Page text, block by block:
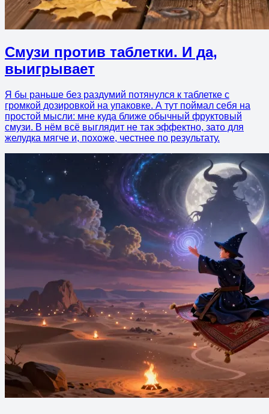
Смузи против таблетки. И да,
выигрывает
Я бы раньше без раздумий потянулся к таблетке с
громкой дозировкой на упаковке. А тут поймал себя на
простой мысли: мне куда ближе обычный фруктовый
смузи. В нём всё выглядит не так эффектно, зато для
желудка мягче и, похоже, честнее по результату.